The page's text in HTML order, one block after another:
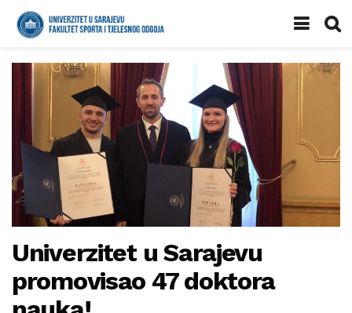
Univerzitet u Sarajevu
promovisao 47 doktora